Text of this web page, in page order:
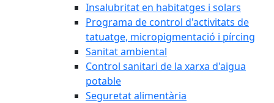
Insalubritat en habitatges i solars
Programa de control d'activitats de
tatuatge, micropigmentació i pírcing
Sanitat ambiental
Control sanitari de la xarxa d'aigua
potable
Seguretat alimentària